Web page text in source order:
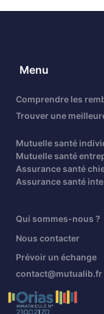
Menu
Comprendre les
Trouver une
Mutuelle santé
Mutuelle santé
Assurance santé
Assurance santé
Qui sommes-nous ?
Nous contacter
Prévoir un échange
contact@mutualib.fr